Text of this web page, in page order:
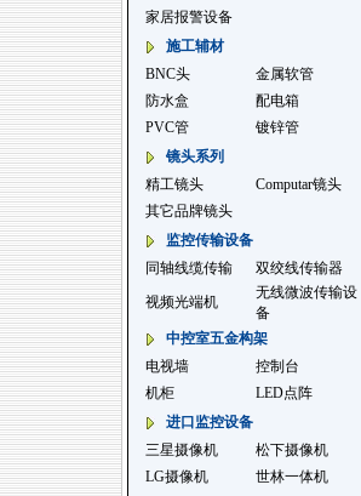
家居报警设备
施工辅材
BNC头
金属软管
防水盒
配电箱
PVC管
镀锌管
镜头系列
精工镜头
Computar镜头
其它品牌镜头
监控传输设备
同轴线缆传输
双绞线传输器
视频光端机
无线微波传输设
备
中控室五金构架
电视墙
控制台
机柜
LED点阵
进口监控设备
三星摄像机
松下摄像机
LG摄像机
世林一体机